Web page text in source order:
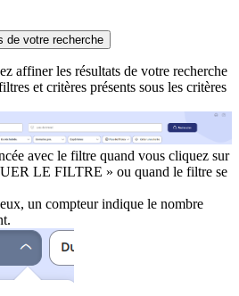
de votre recherche
affiner les résultats de votre recherche
et critères présents sous les critères
avec le filtre quand vous cliquez sur
LE FILTRE » ou quand le filtre se
un compteur indique le nombre